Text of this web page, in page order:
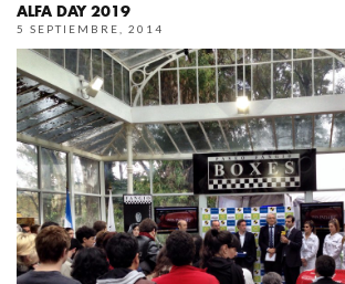
ALFA DAY 2019
5 SEPTIEMBRE, 2014